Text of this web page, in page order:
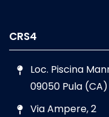
CRS4
Loc. Piscina
09050 Pula (CA)
Via Ampere, 2